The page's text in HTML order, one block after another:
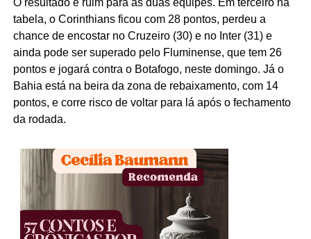
O resultado é ruim para as duas equipes. Em terceiro na
tabela, o Corinthians ficou com 28 pontos, perdeu a
chance de encostar no Cruzeiro (30) e no Inter (31) e
ainda pode ser superado pelo Fluminense, que tem 26
pontos e jogará contra o Botafogo, neste domingo. Já o
Bahia está na beira da zona de rebaixamento, com 14
pontos, e corre risco de voltar para lá após o fechamento
da rodada.